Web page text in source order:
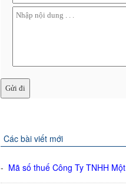
Các bài viết mới
- Mã số thuế Công Ty TNHH